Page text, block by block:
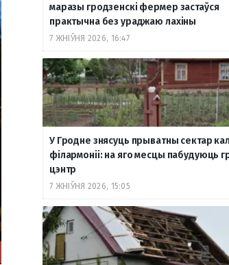
маразы гродзенскі фермер застаўся
практычна без ураджаю лахіны
7 ЖНІЎНЯ 2026, 16:47
У Гродне знясуць прыватны сектар
філармоніі: на яго месцы пабудуюць
цэнтр
7 ЖНІЎНЯ 2026, 15:05